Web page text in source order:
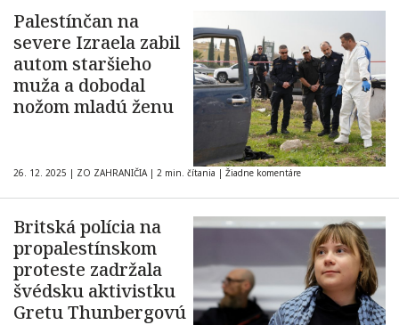
Palestínčan na
severe Izraela zabil
autom staršieho
muža a dobodal
nožom mladú ženu
26. 12. 2025 | ZO ZAHRANIČIA | 2 min. čítania | Žiadne komentáre
Britská polícia na
propalestínskom
proteste zadržala
švédsku aktivistku
Gretu Thunbergovú